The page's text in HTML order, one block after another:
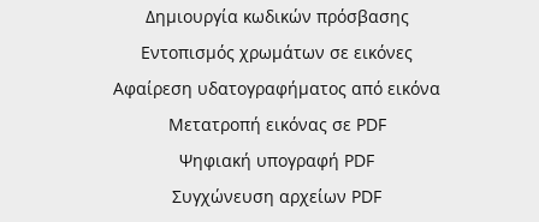
Δημιουργία κωδικών πρόσβασης
Εντοπισμός χρωμάτων σε εικόνες
Αφαίρεση υδατογραφήματος από εικόνα
Μετατροπή εικόνας σε PDF
Ψηφιακή υπογραφή PDF
Συγχώνευση αρχείων PDF